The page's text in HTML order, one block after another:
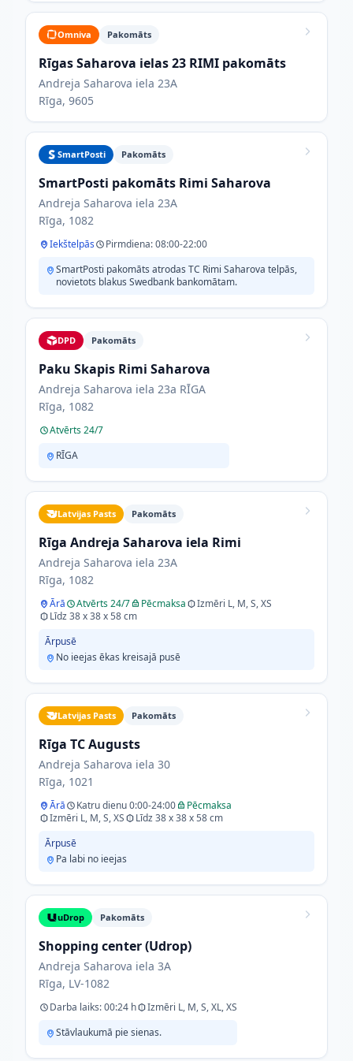
Omniva Pakomāts
Rīgas Saharova ielas 23 RIMI pakomāts
Andreja Saharova iela 23A
Rīga, 9605
SmartPosti Pakomāts
SmartPosti pakomāts Rimi Saharova
Andreja Saharova iela 23A
Rīga, 1082
Iekštelpās
Pirmdiena: 08:00-22:00
SmartPosti pakomāts atrodas TC Rimi Saharova telpās,
novietots blakus Swedbank bankomātam.
DPD Pakomāts
Paku Skapis Rimi Saharova
Andreja Saharova iela 23a RĪGA
Rīga, 1082
Atvērts 24/7
RĪGA
Latvijas Pasts Pakomāts
Rīga Andreja Saharova iela Rimi
Andreja Saharova iela 23A
Rīga, 1082
Ārā Atvērts 24/7 Pēcmaksa
Izmēri L, M, S, XS
Līdz 38 x 38 x 58 cm
Ārpusē
No ieejas ēkas kreisajā pusē
Latvijas Pasts Pakomāts
Rīga TC Augusts
Andreja Saharova iela 30
Rīga, 1021
Ārā Katru dienu 0:00-24:00
Pēcmaksa
Izmēri L, M, S, XS
Līdz 38 x 38 x 58 cm
Ārpusē
Pa labi no ieejas
uDrop Pakomāts
Shopping center (Udrop)
Andreja Saharova iela 3A
Rīga, LV-1082
Darba laiks: 00:24 h
Izmēri L, M, S, XL, XS
Stāvlaukumā pie sienas.